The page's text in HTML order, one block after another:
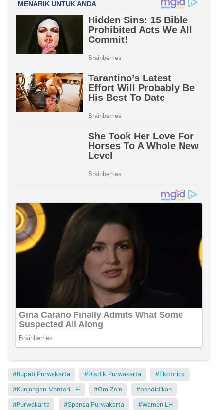
Bupati Purwakarta Disdik Purwakarta Ekobrick
Kunjungan Menteri LH Om Zein pendidikan
Purwakarta Spensa Purwakarta Wamen LH